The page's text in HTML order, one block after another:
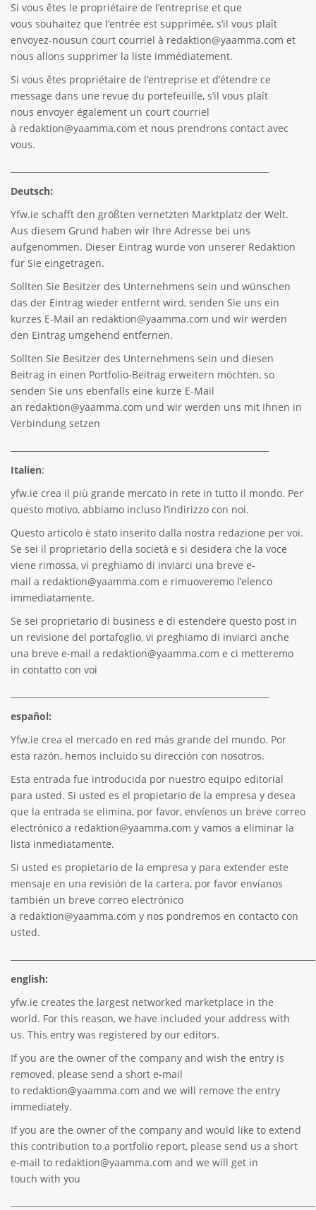
Si vous êtes le propriétaire de l’entreprise et que
vous souhaitez que l’entrée est supprimée, s’il vous plaît
envoyez-nousun court courriel à redaktion@yaamma.com et
nous allons supprimer la liste immédiatement.
Si vous êtes propriétaire de l’entreprise et d’étendre ce
message dans une revue du portefeuille, s’il vous plaît
nous envoyer également un court courriel
à redaktion@yaamma.com et nous prendrons contact avec
vous.
Deutsch:
Yfw.ie schafft den größten vernetzten Marktplatz der Welt.
Aus diesem Grund haben wir Ihre Adresse bei uns
aufgenommen. Dieser Eintrag wurde von unserer Redaktion
für Sie eingetragen.
Sollten Sie Besitzer des Unternehmens sein und wünschen
das der Eintrag wieder entfernt wird, senden Sie uns ein
kurzes E-Mail an redaktion@yaamma.com und wir werden
den Eintrag umgehend entfernen.
Sollten Sie Besitzer des Unternehmens sein und diesen
Beitrag in einen Portfolio-Beitrag erweitern möchten, so
senden Sie uns ebenfalls eine kurze E-Mail
an redaktion@yaamma.com und wir werden uns mit Ihnen in
Verbindung setzen
Italien:
yfw.ie crea il più grande mercato in rete in tutto il mondo. Per
questo motivo, abbiamo incluso l’indirizzo con noi.
Questo articolo è stato inserito dalla nostra redazione per voi.
Se sei il proprietario della società e si desidera che la voce
viene rimossa, vi preghiamo di inviarci una breve e-
mail a redaktion@yaamma.com e rimuoveremo l’elenco
immediatamente.
Se sei proprietario di business e di estendere questo post in
un revisione del portafoglio, vi preghiamo di inviarci anche
una breve e-mail a redaktion@yaamma.com e ci metteremo
in contatto con voi
español:
Yfw.ie crea el mercado en red más grande del mundo. Por
esta razón, hemos incluido su dirección con nosotros.
Esta entrada fue introducida por nuestro equipo editorial
para usted. Si usted es el propietario de la empresa y desea
que la entrada se elimina, por favor, envíenos un breve correo
electrónico a redaktion@yaamma.com y vamos a eliminar la
lista inmediatamente.
Si usted es propietario de la empresa y para extender este
mensaje en una revisión de la cartera, por favor envíanos
también un breve correo electrónico
a redaktion@yaamma.com y nos pondremos en contacto con
usted.
english:
yfw.ie creates the largest networked marketplace in the
world. For this reason, we have included your address with
us. This entry was registered by our editors.
If you are the owner of the company and wish the entry is
removed, please send a short e-mail
to redaktion@yaamma.com and we will remove the entry
immediately.
If you are the owner of the company and would like to extend
this contribution to a portfolio report, please send us a short
e-mail to redaktion@yaamma.com and we will get in
touch with you